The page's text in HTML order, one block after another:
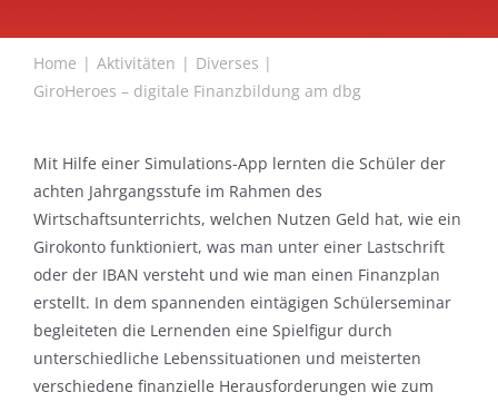
Home Aktivitäten
Diverses
GiroHeroes – digitale Finanzbildung am dbg
Mit Hilfe einer Simulations-App lernten die Schüler der
achten Jahrgangsstufe im Rahmen des
Wirtschaftsunterrichts, welchen Nutzen Geld hat, wie ein
Girokonto funktioniert, was man unter einer Lastschrift
oder der IBAN versteht und wie man einen Finanzplan
erstellt. In dem spannenden eintägigen Schülerseminar
begleiteten die Lernenden eine Spielfigur durch
unterschiedliche Lebenssituationen und meisterten
verschiedene finanzielle Herausforderungen wie zum